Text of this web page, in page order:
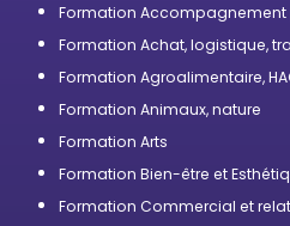
Formation Accompagnement
Formation Achat, logistique,
Formation Agroalimentaire,
Formation Animaux, nature
Formation Arts
Formation Bien-être et
Formation Commercial et